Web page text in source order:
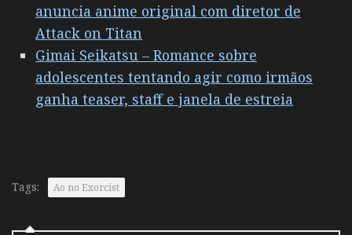
anuncia anime original com diretor de
Attack on Titan
Gimai Seikatsu – Romance sobre
adolescentes tentando agir como irmãos
ganha teaser, staff e janela de estreia
Tags: Ao no Exorcist